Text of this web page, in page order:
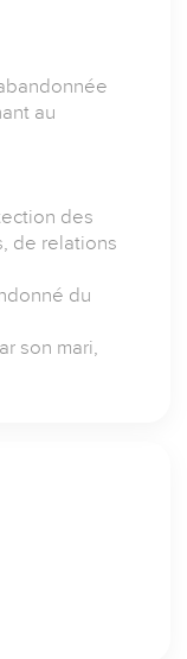
au
des
de relations
du
son mari,